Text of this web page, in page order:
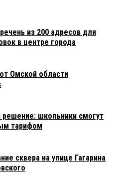
из 200 адресов для
в центре города
Омской области
школьники смогут
тарифом
сквера на улице Гагарина